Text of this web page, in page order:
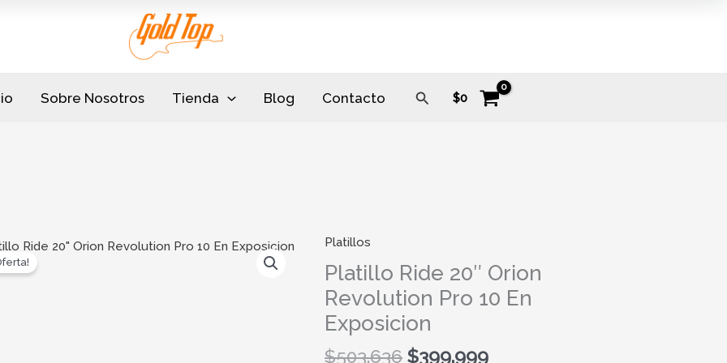
Sobre Nosotros Tienda Blog Contacto Buscar
$0
Platillos
Platillo Ride 20″ Orion
Revolution Pro 10 En
Exposicion
$503.636
price
was:
$503.636.
$399.999
price
is:
$399.999.
Platillo
Ride
20"
Orion
Revolution